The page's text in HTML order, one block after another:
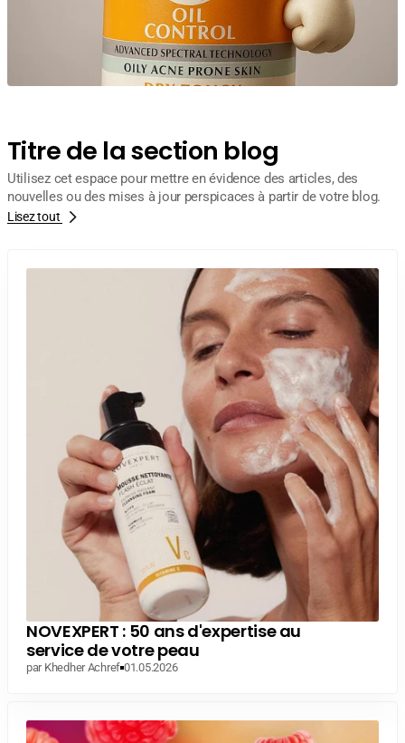
Titre de la section blog
Utilisez cet espace pour mettre en évidence des articles, des
nouvelles ou des mises à jour perspicaces à partir de votre blog.
Lisez tout
NOVEXPERT : 50 ans d'expertise au
service de votre peau
par Khedher Achref 01.05.2026